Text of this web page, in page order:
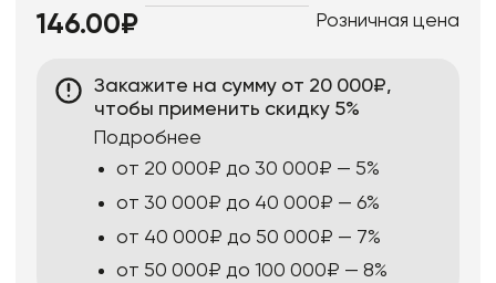
146.00₽ Розничная цена
Закажите на сумму от 20 000₽,
чтобы применить скидку 5%
Подробнее
от 20 000₽ до 30 000₽ — 5%
от 30 000₽ до 40 000₽ — 6%
от 40 000₽ до 50 000₽ — 7%
от 50 000₽ до 100 000₽ — 8%